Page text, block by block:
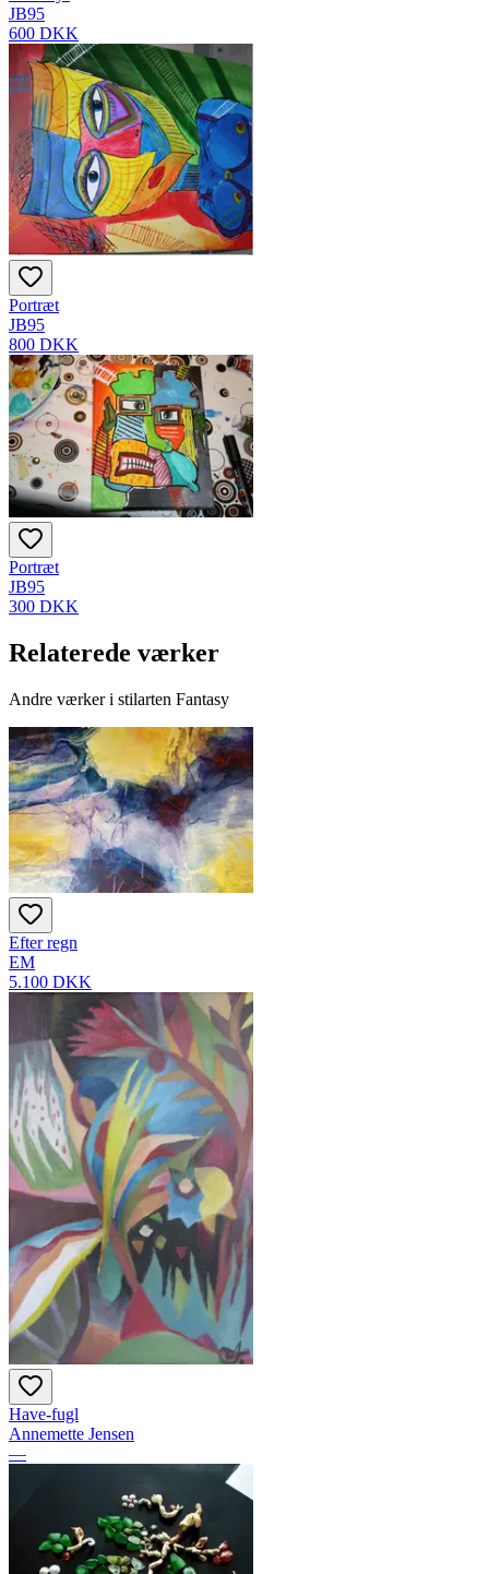
JB95
600 DKK
Portræt
JB95
800 DKK
Portræt
JB95
300 DKK
Relaterede værker
Andre værker i stilarten Fantasy
Efter regn
EM
5.100 DKK
Have-fugl
Annemette Jensen
—